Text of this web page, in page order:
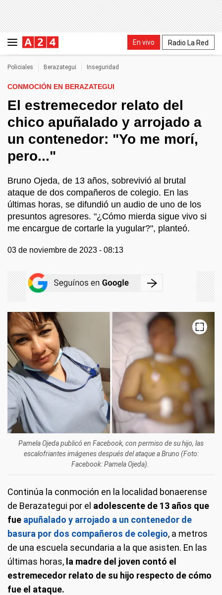
En vivo Radio La Red
Policiales Berazategui Inseguridad
CONMOCIÓN EN BERAZATEGUI
El estremecedor relato del
chico apuñalado y arrojado a
un contenedor: "Yo me morí,
pero..."
Bruno Ojeda, de 13 años, sobrevivió al brutal
ataque de dos compañeros de colegio. En las
últimas horas, se difundió un audio de uno de los
presuntos agresores. "¿Cómo mierda sigue vivo si
me encargue de cortarle la yugular?", planteó.
03 de noviembre de 2023 - 08:13
Pamela Ojeda publicó en Facebook, con permiso de su hijo, las
escalofriantes imágenes después del ataque a Bruno (Foto:
Facebook: Pamela Ojeda).
Continúa la conmoción en la localidad bonaerense
de Berazategui por el adolescente de 13 años que
fue apuñalado y arrojado a un contenedor de
basura por dos compañeros de colegio, a metros
de una escuela secundaria a la que asisten. En las
últimas horas, la madre del joven contó el
estremecedor relato de su hijo respecto de cómo
fue el ataque.